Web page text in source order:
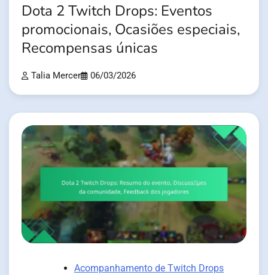
Dota 2 Twitch Drops: Eventos
promocionais, Ocasiões especiais,
Recompensas únicas
Talia Mercer 06/03/2026
Acompanhamento de Twitch Drops